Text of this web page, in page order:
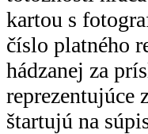
kartou s
číslo platného
hádzanej za
reprezentujúce
štartujú na